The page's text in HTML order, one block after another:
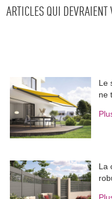
ARTICLES QUI DEVRAIENT
Le
ne
La